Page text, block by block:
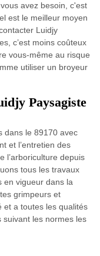
avez besoin, c'est
est le meilleur moyen
Luidjy
c’est moins coûteux
vous-même au risque
utiliser un broyeur
Paysagiste
dans le 89170 avec
et l’entretien des
l’arboriculture depuis
tous les travaux
en vigueur dans la
grimpeurs et
et a toutes les qualités
suivant les normes les